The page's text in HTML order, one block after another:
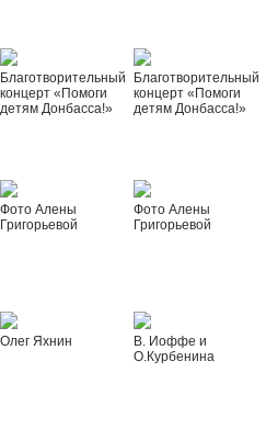
Благотворительный
концерт «Помоги
детям Донбасса!»
Благотворительный
концерт «Помоги
детям Донбасса!»
Фото Алены
Григорьевой
Фото Алены
Григорьевой
Олег Яхнин
В. Иоффе и
О.Курбенина